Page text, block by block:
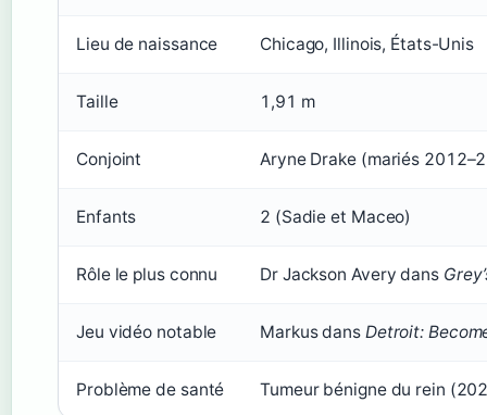
Lieu de naissance Chicago, Illinois, États-Unis
Taille 1,91 m
Conjoint Aryne Drake (mariés
Enfants 2 (Sadie et Maceo)
Rôle le plus connu Dr Jackson Avery dans
Jeu vidéo notable Markus dans Detroit:
Problème de santé Tumeur bénigne du rein